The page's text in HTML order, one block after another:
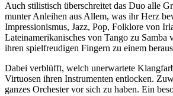
Auch stilistisch überschreitet das Duo alle
munter Anleihen aus Allem, was ihr Herz
Impressionismus, Jazz, Pop, Folklore von
Lateinamerikanisches von Tango zu Samba
ihren spielfreudigen Fingern zu einem
Dabei verblüfft, welch unerwartete
Virtuosen ihren Instrumenten entlocken.
ganzes Orchester vor sich zu haben. Ein